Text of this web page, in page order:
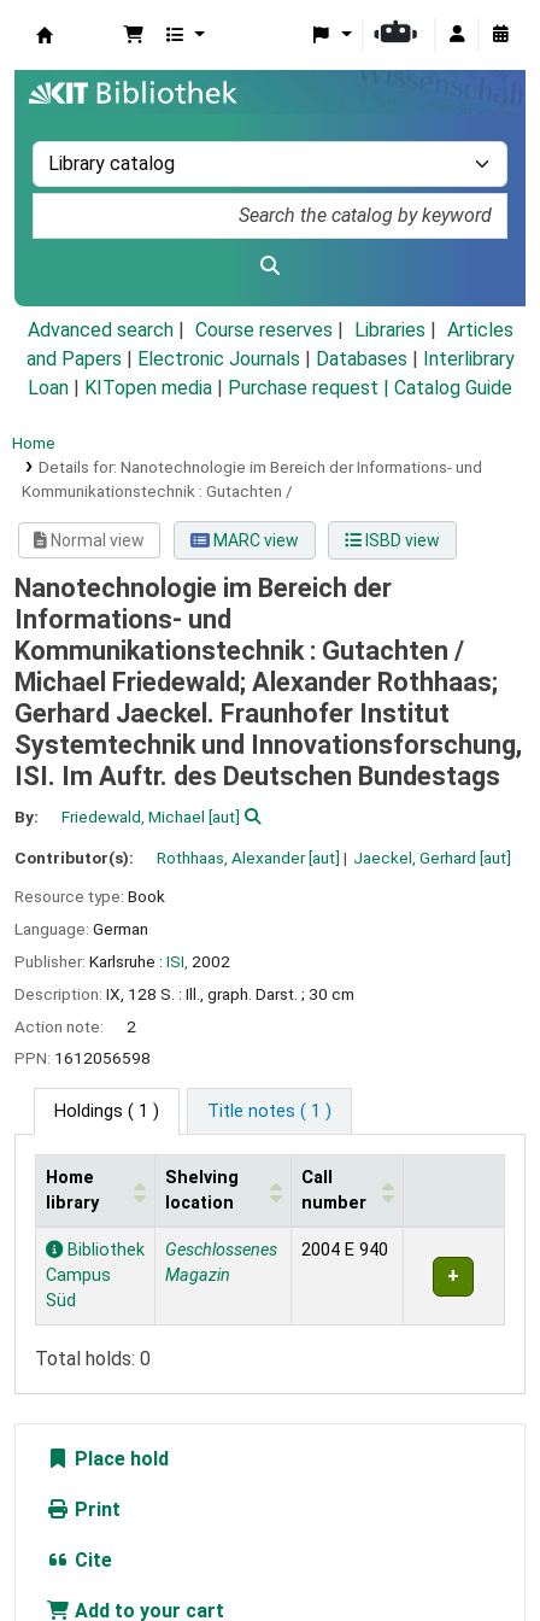
Advanced search Course reserves Libraries
Articles
and Papers
Electronic Journals Databases
Interlibrary
Loan
KITopen media Purchase request | Catalog Guide
Home
Details for: Nanotechnologie im Bereich der Informations- und
Kommunikationstechnik : Gutachten /
Normal view MARC view ISBD view
Nanotechnologie im Bereich der
Informations- und
Kommunikationstechnik : Gutachten /
Michael Friedewald; Alexander Rothhaas;
Gerhard Jaeckel. Fraunhofer Institut
Systemtechnik und Innovationsforschung,
ISI. Im Auftr. des Deutschen Bundestags
By: Friedewald, Michael [aut]
Contributor(s): Rothhaas, Alexander[aut] Jaeckel, Gerhard [aut]
Resource type: Book
Language: German
Publisher: Karlsruhe : ISI, 2002
Description: IX, 128 S. : Ill., graph. Darst. ; 30 cm
Action note:
2
PPN: 1612056598
Holdings ( 1 ) Title notes ( 1 )
Holdings
Home
library
Shelving
location
Call
number
Bibliothek
Campus
Süd
Geschlossenes
Magazin
2004 E 940
Total holds: 0
Place hold
Print
Cite
Add to your cart